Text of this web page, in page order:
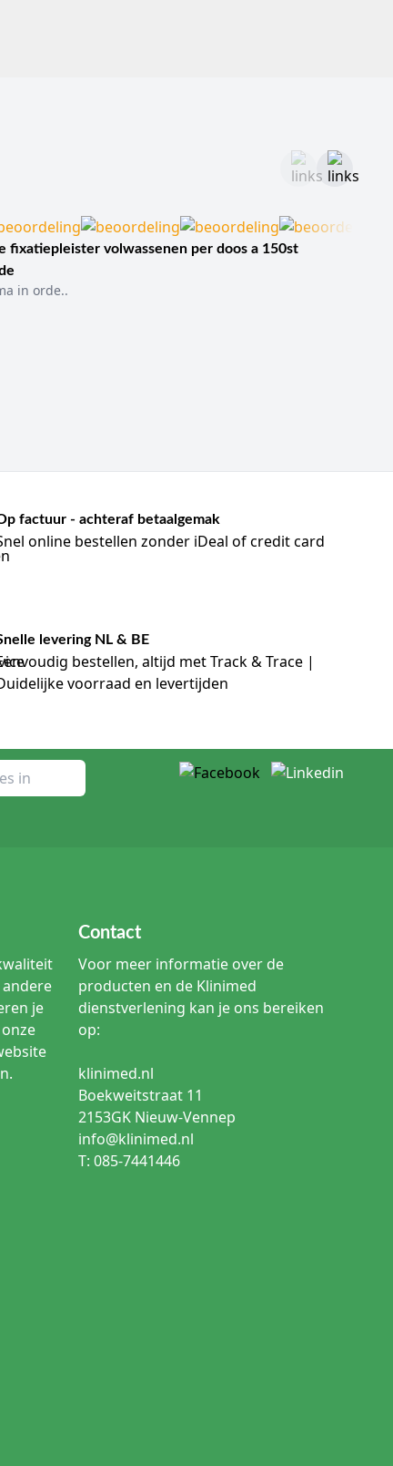
fixatiepleister volwassenen per doos a 150st
in orde..
factuur - achteraf betaalgemak
online bestellen zonder iDeal of credit card
levering NL & BE
bestellen, altijd met Track & Trace |
voorraad en levertijden
je
Contact
Voor meer informatie over de
producten en de Klinimed
dienstverlening kan je ons bereiken
op:
klinimed.nl
Boekweitstraat 11
2153GK Nieuw-Vennep
info@klinimed.nl
T: 085-7441446